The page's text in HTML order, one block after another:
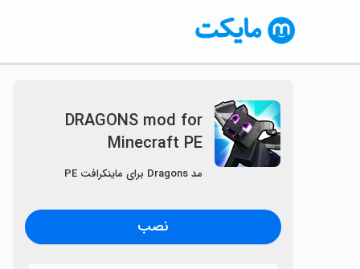
DRAGONS mod for
Minecraft PE
مد Dragons برای ماینکرافت PE
نصب